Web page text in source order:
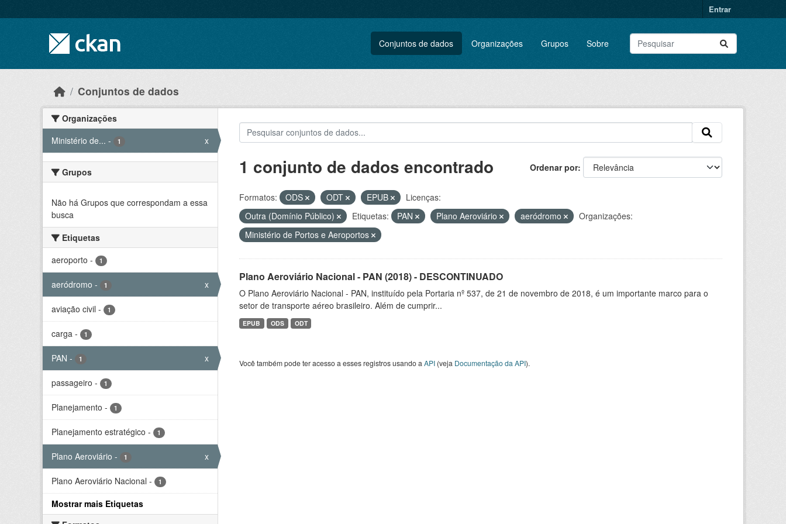
Entrar
Conjuntos de dados Organizações Grupos Sobre
Conjuntos de dados
Organizações
Ministério de... - 1 x
Grupos
Não há Grupos que correspondam a essa
busca
Etiquetas
aeroporto - 1
aeródromo - 1 x
aviação civil - 1
carga - 1
PAN - 1 x
passageiro - 1
Planejamento - 1
Planejamento estratégico - 1
Plano Aeroviário - 1 x
Plano Aeroviário Nacional - 1
Mostrar mais Etiquetas
Ordenar por
1 conjunto de dados encontrado
Formatos: ODS ODT EPUB
Licenças:
Outra (Domínio Público)
Etiquetas: PAN Plano Aeroviário aeródromo
Organizações:
Ministério de Portos e Aeroportos
Plano Aeroviário Nacional - PAN (2018) - DESCONTINUADO
O Plano Aeroviário Nacional - PAN, instituído pela Portaria nº 537, de 21 de novembro de 2018, é um importante marco para o
setor de transporte aéreo brasileiro. Além de cumprir...
EPUB ODS ODT
Você também pode ter acesso a esses registros usando a API(veja Documentação da API).